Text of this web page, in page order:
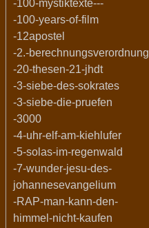
-100-mystiktexte---
-100-years-of-film
-12apostel
-2.-berechnungsverordnung
-20-thesen-21-jhdt
-3-siebe-des-sokrates
-3-siebe-die-pruefen
-3000
-4-uhr-elf-am-kiehlufer
-5-solas-im-regenwald
-7-wunder-jesu-des-
johannesevangelium
-RAP-man-kann-den-
himmel-nicht-kaufen